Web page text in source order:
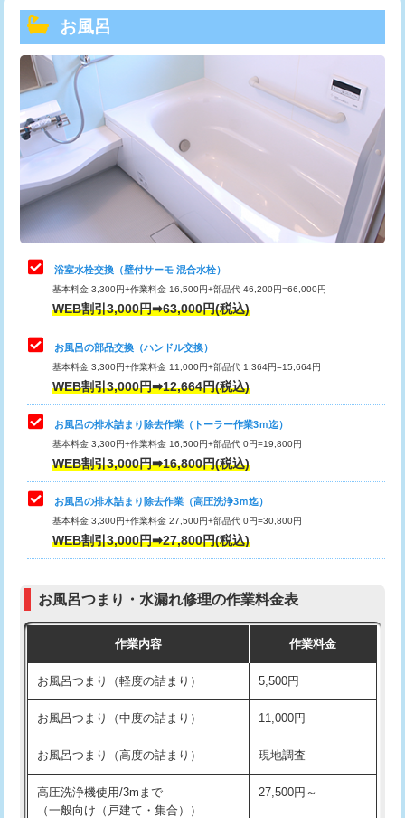
トーラー機使用/3mまで
追加トーラー機使用/3m超え
カメラ調査 33,000円
桝清掃 8,800円
止水・漏水調査・防水処理・清掃・修
理・調整・分解・加工など（軽作業）
止水・漏水調査・防水処理・清掃・修
理・調整・分解・加工など（中作業）
22,000円
止水・漏水調査・防水処理・清掃・修
理・調整・分解・加工など（重作業）
33,000円
トイレタンク脱着
トイレ便器脱着
タンクレストイレ脱着 33,000円
小便器トイレ脱着
その他部品の脱着 8,800円～
交換・取付（タンク）
交換・取付（普通便座） 11,000円+材料費
交換・取付（温水洗浄便座） 16,500円+材料費
交換・取付(単水栓（壁付・デッキ
式）)
13,200円+材料費
交換・取付(混合水栓（壁付・デッキ
式・ワンホール）)
16,500円+材料費
交換・取付(排水栓・排水トラップ
（P/S/ポップアップ））
22,000円+材料費
お風呂
浴室水栓交換（壁付サーモ 混合水栓）
基本料金 3,300円+作業料金 16,500円+部品代 46,200円=66,000円
WEB割引3,000円➡63,000円(税込)
お風呂の部品交換（ハンドル交換）
基本料金 3,300円+作業料金 11,000円+部品代 1,364円=15,664円
WEB割引3,000円➡12,664円(税込)
お風呂の排水詰まり除去作業（トーラー作業3ｍ迄）
基本料金 3,300円+作業料金 16,500円+部品代 0円=19,800円
WEB割引3,000円➡16,800円(税込)
お風呂の排水詰まり除去作業（高圧洗浄3ｍ迄）
基本料金 3,300円+作業料金 27,500円+部品代 0円=30,800円
WEB割引3,000円➡27,800円(税込)
お風呂つまり・水漏れ修理の作業料金表
作業内容 作業料金
お風呂つまり（軽度の詰まり） 5,500円
お風呂つまり（中度の詰まり） 11,000円
お風呂つまり（高度の詰まり） 現地調査
高圧洗浄機使用/3mまで
（一般向け（戸建て・集合））
27,500円～